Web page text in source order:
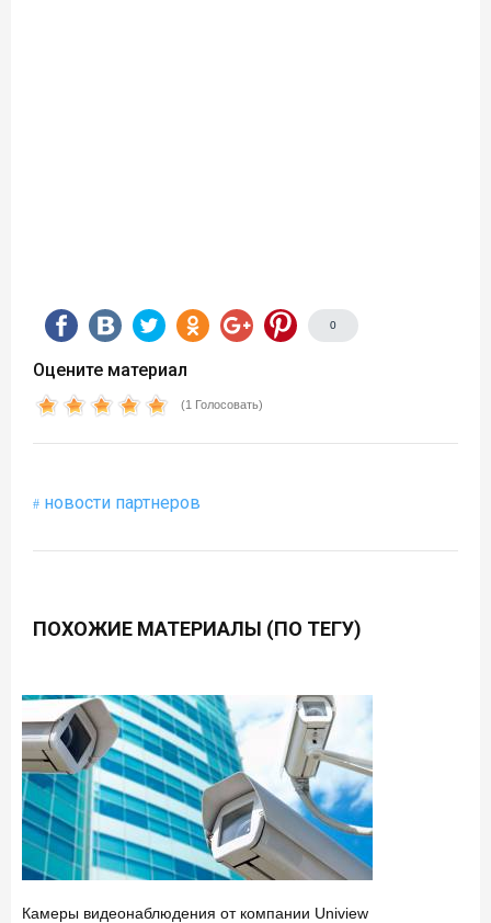
0
Оцените материал
(1 Голосовать)
новости партнеров
ПОХОЖИЕ МАТЕРИАЛЫ (ПО ТЕГУ)
Камеры видеонаблюдения от компании Uniview